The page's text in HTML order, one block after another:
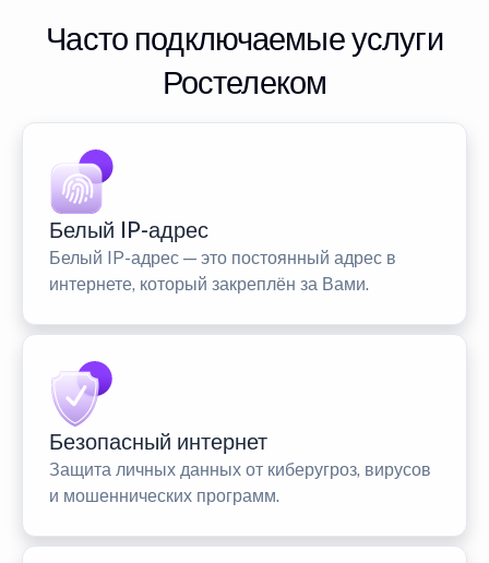
Часто подключаемые услуги
Ростелеком
Белый IP-адрес
Белый IP-адрес — это постоянный адрес в
интернете, который закреплён за Вами.
Безопасный интернет
Защита личных данных от киберугроз, вирусов
и мошеннических программ.